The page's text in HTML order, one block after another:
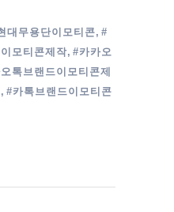
대무용단이모티콘, #
모티콘제작, #카카오
톡브랜드이모티콘제
#카톡브랜드이모티콘